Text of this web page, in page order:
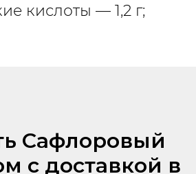
кислоты — 1,2 г;
Сафлоровый
с доставкой в